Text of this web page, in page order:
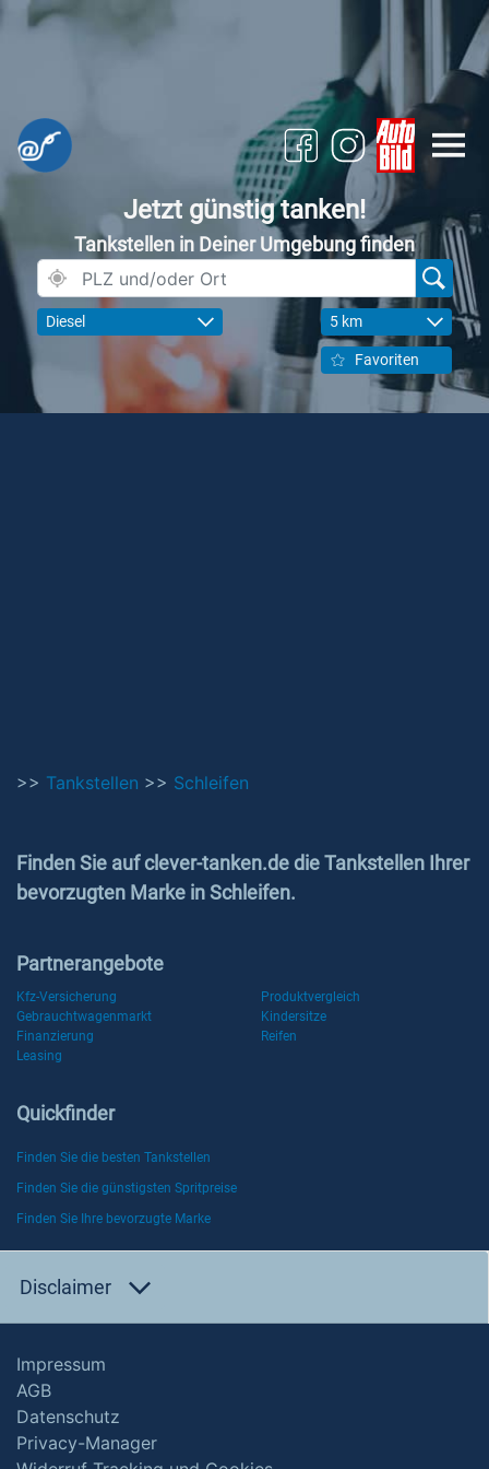
Jetzt günstig tanken!
Tankstellen in Deiner Umgebung finden
Diesel 5 km
Favoriten
>> Tankstellen >> Schleifen
Finden Sie auf clever-tanken.de die Tankstellen Ihrer
bevorzugten Marke in Schleifen.
Partnerangebote
Kfz-Versicherung
Produktvergleich
Gebrauchtwagenmarkt
Kindersitze
Finanzierung
Reifen
Leasing
Quickfinder
Finden Sie die besten Tankstellen
Finden Sie die günstigsten Spritpreise
Finden Sie Ihre bevorzugte Marke
Disclaimer
Impressum
AGB
Datenschutz
Privacy-Manager